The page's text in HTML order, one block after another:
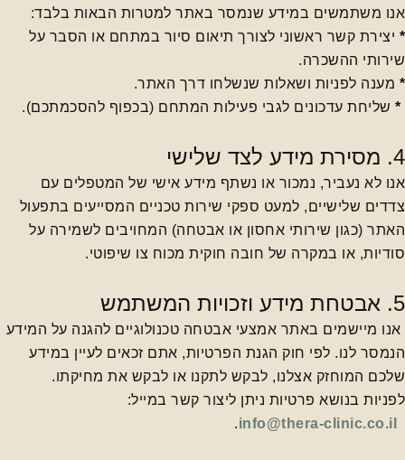
אנו משתמשים במידע שנמסר באתר למטרות הבאות בלבד:
* יצירת קשר ראשוני לצורך תיאום סיור במתחם או הסבר על
שירותי ההשכרה.
* מענה לפניות ושאלות שנשלחו דרך האתר.
* שליחת עדכונים לגבי פעילות המתחם (בכפוף להסכמתכם).
4. מסירת מידע לצד שלישי
אנו לא נעביר, נמכור או נשתף מידע אישי של המטפלים עם
צדדים שלישיים, למעט ספקי שירות טכניים המסייעים בתפעול
האתר (כגון שירותי אחסון או אבטחה) המחויבים לשמירה על
סודיות, או במקרה של חובה חוקית מכוח צו שיפוטי.
5. אבטחת מידע וזכויות המשתמש
אנו מיישמים באתר אמצעי אבטחה טכנולוגיים להגנה על המידע
הנמסר לנו. לפי חוק הגנת הפרטיות, אתם זכאים לעיין במידע
שלכם המוחזק אצלנו, לבקש לתקנו או לבקש את מחיקתו.
לפניות בנושא פרטיות ניתן ליצור קשר במייל:
info@thera-clinic.co.il
.